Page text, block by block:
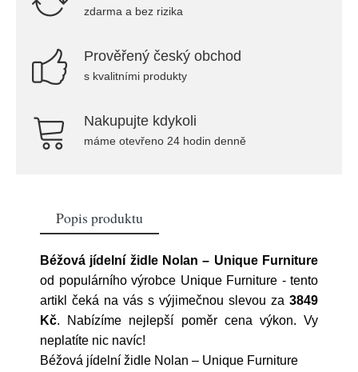
zdarma a bez rizika
Prověřený český obchod
s kvalitními produkty
Nakupujte kdykoli
máme otevřeno 24 hodin denně
Popis produktu
Béžová jídelní židle Nolan – Unique Furniture
od populárního výrobce Unique Furniture - tento
artikl čeká na vás s výjimečnou slevou za 3849
Kč. Nabízíme nejlepší poměr cena výkon. Vy
neplatíte nic navíc!
Béžová jídelní židle Nolan – Unique Furniture